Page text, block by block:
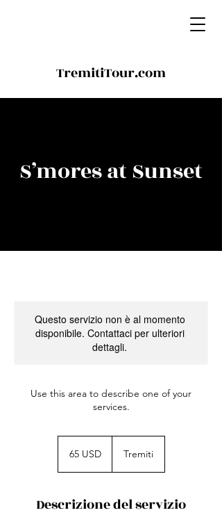
TremitiTour.com
S’mores at Sunset
Questo servizio non è al momento
disponibile. Contattaci per ulteriori
dettagli.
Use this area to describe one of your
services.
statunitensi
65 USD Tremiti
Descrizione del servizio